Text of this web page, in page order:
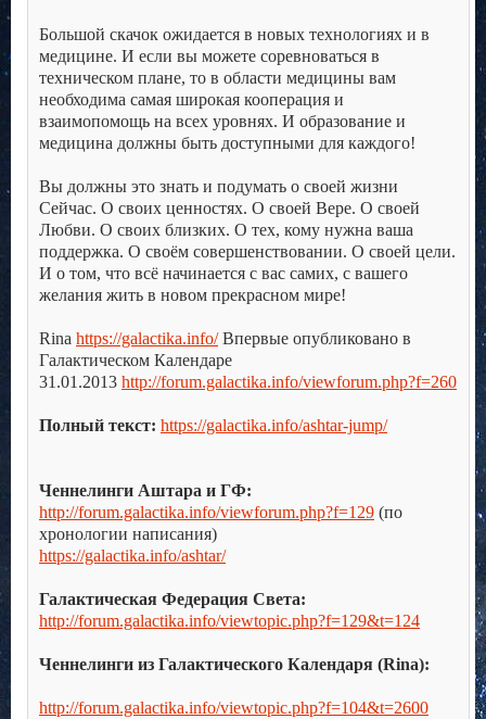
Большой скачок ожидается в новых технологиях и в
медицине. И если вы можете соревноваться в
техническом плане, то в области медицины вам
необходима самая широкая кооперация и
взаимопомощь на всех уровнях. И образование и
медицина должны быть доступными для каждого!
Вы должны это знать и подумать о своей жизни
Сейчас. О своих ценностях. О своей Вере. О своей
Любви. О своих близких. О тех, кому нужна ваша
поддержка. О своём совершенствовании. О своей цели.
И о том, что всё начинается с вас самих, с вашего
желания жить в новом прекрасном мире!
Rina https://galactika.info/Впервые опубликовано в
Галактическом Календаре
31.01.2013 http://forum.galactika.info/viewforum.php?f=260
Полный текст: https://galactika.info/ashtar-jump/
Ченнелинги Аштара и ГФ:
http://forum.galactika.info/viewforum.php?f=129 (по
хронологии написания)
https://galactika.info/ashtar/
Галактическая Федерация Света:
http://forum.galactika.info/viewtopic.php?f=129&t=124
Ченнелинги из Галактического Календаря (Rina):
http://forum.galactika.info/viewtopic.php?f=104&t=2600